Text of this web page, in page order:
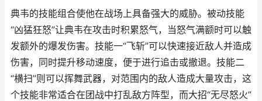
典韦的技能组合使他在战场上具备强大的威胁。被动技能
“凶猛狂怒”让典韦在攻击时积累怒气，当怒气满额时可以触
发额外的爆发伤害。技能一“飞斩”可以快速接近敌人并造成
伤害，同时提升移动速度，便于进行追击或撤退。技能二
“横扫”则可以挥舞武器，对范围内的敌人造成大量攻击，这
个技能非常适合在团战中打乱敌方阵型，而大招“无尽怒火”